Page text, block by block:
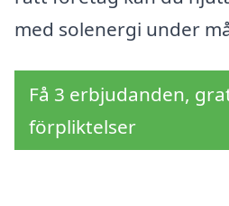
med solenergi under
Få 3 erbjudanden,
förpliktelser